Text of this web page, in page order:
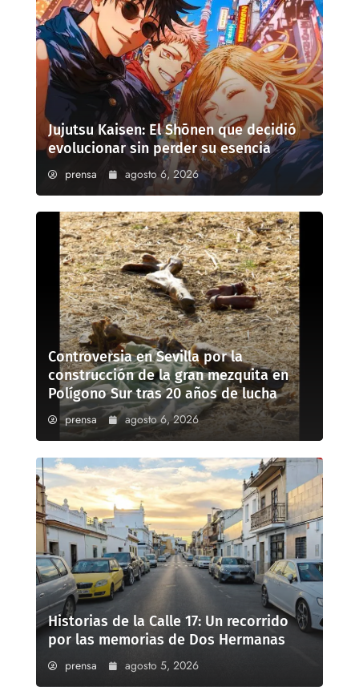
Jujutsu Kaisen: El Shōnen que decidió
evolucionar sin perder su esencia
prensa agosto 6, 2026
Controversia en Sevilla por la
construcción de la gran mezquita en
Polígono Sur tras 20 años de lucha
prensa agosto 6, 2026
Historias de la Calle 17: Un recorrido
por las memorias de Dos Hermanas
prensa agosto 5, 2026